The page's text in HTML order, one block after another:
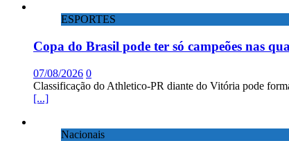
ESPORTES
Copa do Brasil pode ter só campeões nas
07/08/2026 0
Classificação do Athletico-PR diante do Vitória pode
[...]
Nacionais